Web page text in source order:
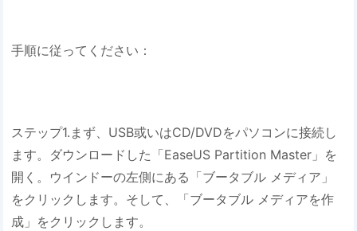
手順に従ってください：
ステップ1.まず、USB或いはCD/DVDをパソコンに接続し
ます。ダウンロードした「EaseUS Partition Master」を
開く。ウインドーの左側にある「ブータブル メディア」
をクリックします。そして、「ブータブル メディアを作
成」をクリックします。